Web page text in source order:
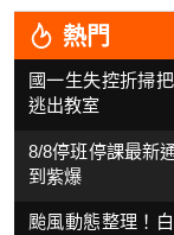
熱門
國一生失控折掃
逃出教室
8/8停班停課最新
到紫爆
颱風動態整理！